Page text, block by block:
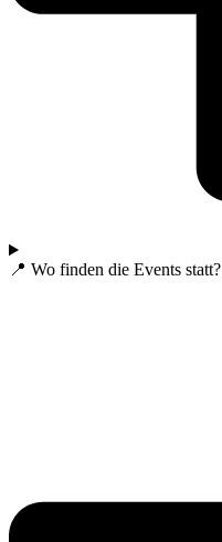
📍 Wo finden die Events statt?